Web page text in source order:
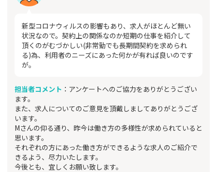
新型コロナウィルスの影響もあり、求人がほとんど無い
状況なので。契約上の関係なのか短期の仕事を紹介して
頂くのがむづかしい(非常勤でも長期間契約を求められ
る)為、利用者のニーズにあった何かが有れば良いのです
が。
担当者コメント ：アンケートへのご協力をありがとうござい
ます。
また、求人についてのご意見を頂戴しましてありがとうござ
います。
Mさんの仰る通り、昨今は働き方の多様性が求められていると
思います。
それぞれの方にあった働き方ができるような求人のご紹介で
きるよう、尽力いたします。
今後とも、宜しくお願い致します。